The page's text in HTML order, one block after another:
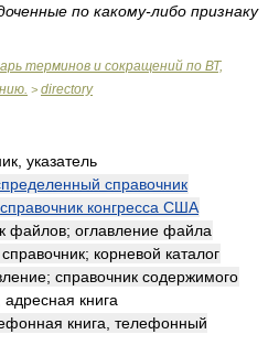
по какому-либо признаку
терминов и сокращений по ВТ,
> directory
указатель
справочник
справочник конгресса США
файлов; оглавление файла
корневой каталог
справочник содержимого
книга
книга, телефонный